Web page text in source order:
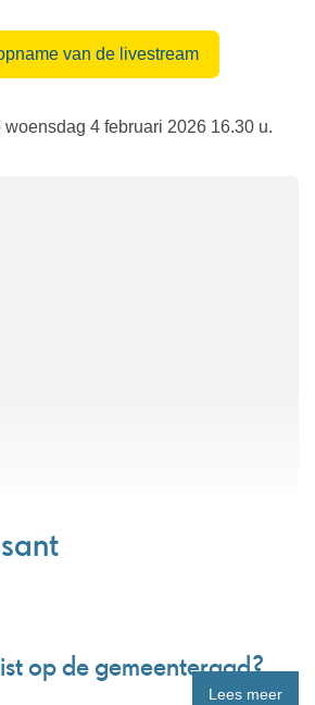
van de livestream
woensdag 4 februari 2026 16.30 u.
op de gemeenteraad?
Lees meer